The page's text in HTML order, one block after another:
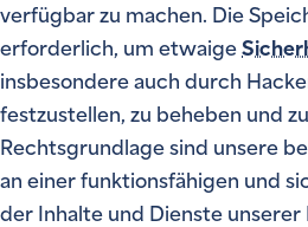
verfügbar zu machen. Die
erforderlich, um etwaige
insbesondere auch durch
festzustellen, zu beheben und
Rechtsgrundlage sind unsere
an einer funktionsfähigen und
der Inhalte und Dienste